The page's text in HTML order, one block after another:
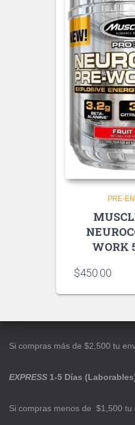
PRE-
WORK
$450.00
Si compras más de $2,500 tu
EXPRESS 1-5 Días
Si compras menos de $1,500 tu